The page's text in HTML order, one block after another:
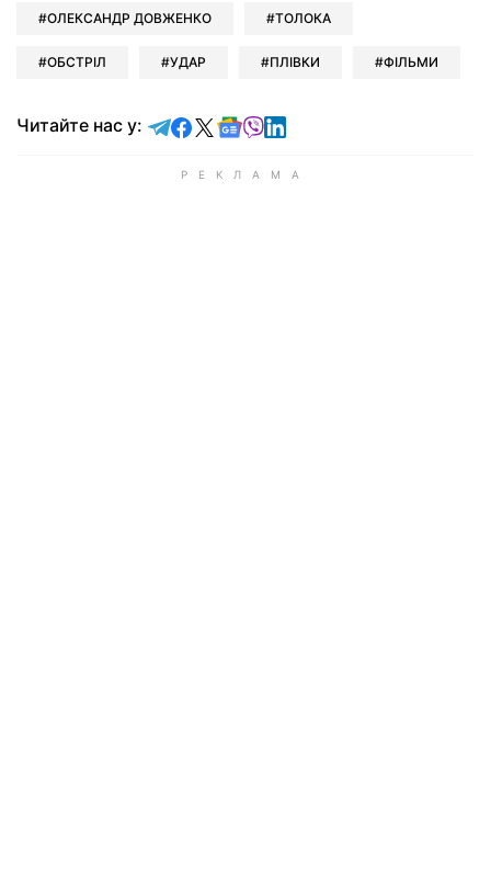
ОЛЕКСАНДР ДОВЖЕНКО ТОЛОКА
ОБСТРІЛ УДАР ПЛІВКИ ФІЛЬМИ
Читайте нас у: Читайте у Telegram
Читайте у Facebook
Читайте у X
Читайте у Google news
Читайте у Viber
Читайте у LinkedIn